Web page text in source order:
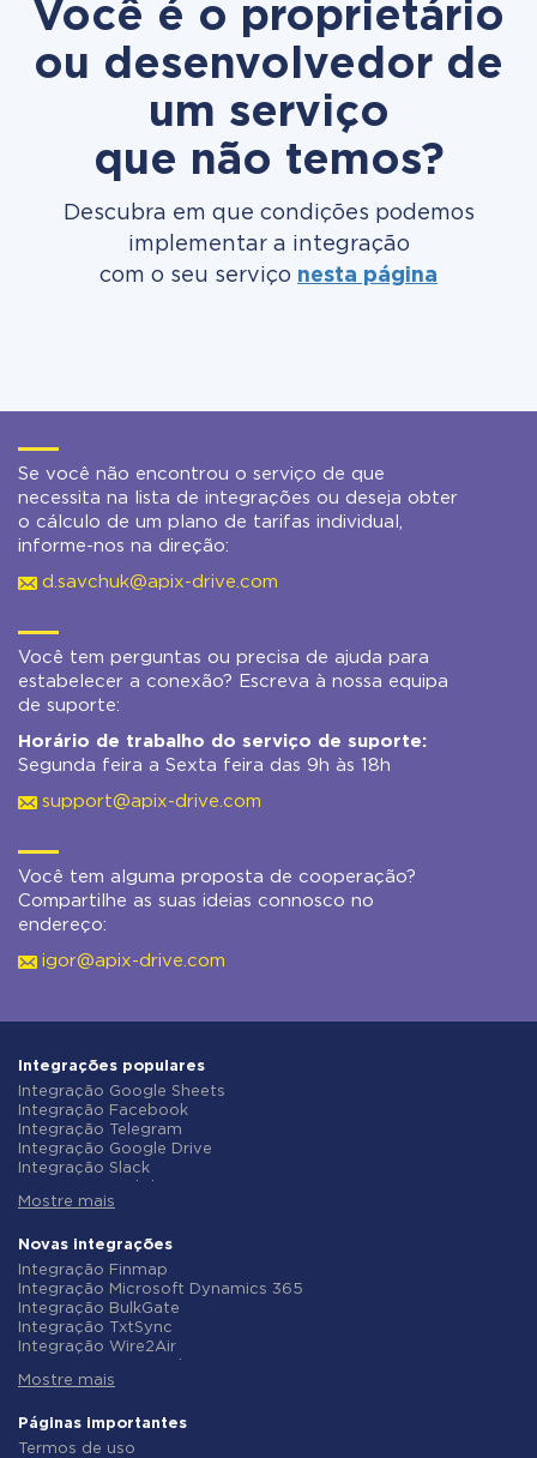
Você é o proprietário
ou desenvolvedor de
um serviço
que não temos?
Descubra em que condições podemos
implementar a integração
com o seu serviço nesta página
Se você não encontrou o serviço de que
necessita na lista de integrações ou deseja obter
o cálculo de um plano de tarifas individual,
informe-nos na direção:
d.savchuk@apix-drive.com
Você tem perguntas ou precisa de ajuda para
estabelecer a conexão? Escreva à nossa equipa
de suporte:
Horário de trabalho do serviço de suporte:
Segunda feira a Sexta feira das 9h às 18h
support@apix-drive.com
Você tem alguma proposta de cooperação?
Compartilhe as suas ideias connosco no
endereço:
igor@apix-drive.com
Integrações populares
Integração Google Sheets
Integração Facebook
Integração Telegram
Integração Google Drive
Integração Slack
Integração Gmail
Integração ClickUp
Integração Airtable
Integração Google Contacts
Integração OpenAI (ChatGPT)
Integração Instagram
Integração ActiveCampaign
Integração Typeform
Integração Salesforce CRM
Integração Notion
Mostre mais
Novas integrações
Integração Finmap
Integração Microsoft Dynamics 365
Integração BulkGate
Integração TxtSync
Integração Wire2Air
Integração Infobip
Integração AtomPark
Integração TXTImpact
Mostre mais
Páginas importantes
Termos de uso